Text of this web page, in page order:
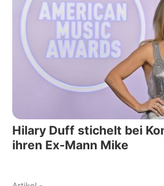
Hilary Duff stichelt bei
ihren Ex-Mann Mike